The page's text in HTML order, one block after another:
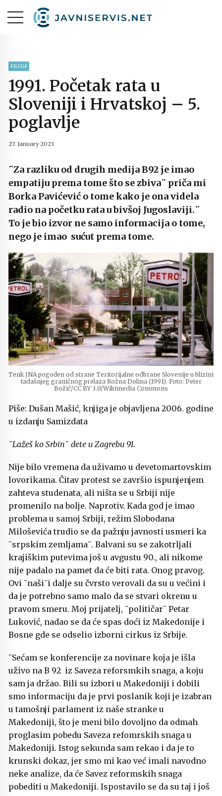
KNJIGA
1991. Početak rata u
Sloveniji i Hrvatskoj – 5.
poglavlje
27. January 2023.
¨Za razliku od drugih medija B92 je imao
empatiju prema tome što se zbiva¨ priča mi
Borka Pavićević o tome kako je ona videla
radio na početku rata u bivšoj Jugoslaviji.¨
To je bio izvor ne samo informacija o tome,
nego je imao sućut prema tome.
Tenk JNA pogođen od strane Teritorijalne odbrane Slovenije u blizini
tadašnjeg graničnog prelaza Rožna Dolina (1991). Foto: Peter
Božič/CC BY 3.0/Wikimedia Commons
Piše: Dušan Mašić, knjiga je objavljena 2006. godine
u izdanju Samizdata
¨Lažeš ko Srbin¨ dete u Zagrebu 91.
Nije bilo vremena da uživamo u devetomartovskim
lovorikama. Čitav protest se završio ispunjenjem
zahteva studenata, ali ništa se u Srbiji nije
promenilo na bolje. Naprotiv. Kada god je imao
problema u samoj Srbiji, režim Slobodana
Miloševića trudio se da pažnju javnosti usmeri ka
¨srpskim zemljama¨. Balvani su se zakotrljali
krajiškim putevima još u avgustu 90., ali nikome
nije padalo na pamet da će biti rata. Onog pravog.
Ovi ¨naši¨i dalje su čvrsto verovali da su u većini i
da je potrebno samo malo da se stvari okrenu u
pravom smeru. Moj prijatelj, ¨političar¨ Petar
Luković, nadao se da će spas doći iz Makedonije i
Bosne gde se odselio izborni cirkus iz Srbije.
¨Sećam se konferencije za novinare koja je išla
uživo na B 92 iz Saveza reforsmkih snaga, a koju
sam ja držao. Bili su izbori u Makedoniji i dobili
smo informaciju da je prvi poslanik koji je izabran
u tamošnji parlament iz naše stranke u
Makedoniji, što je meni bilo dovoljno da odmah
proglasim pobedu Saveza refomrskih snaga u
Makedoniji. Istog sekunda sam rekao i da je to
krunski dokaz, jer smo mi kao već imali navodno
neke analize, da će Savez reformskih snaga
pobediti u Makedoniji. Ispostavilo se da su taj i još